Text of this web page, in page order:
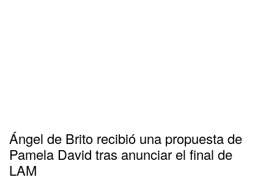
Ángel de Brito recibió una propuesta de
Pamela David tras anunciar el final de
LAM